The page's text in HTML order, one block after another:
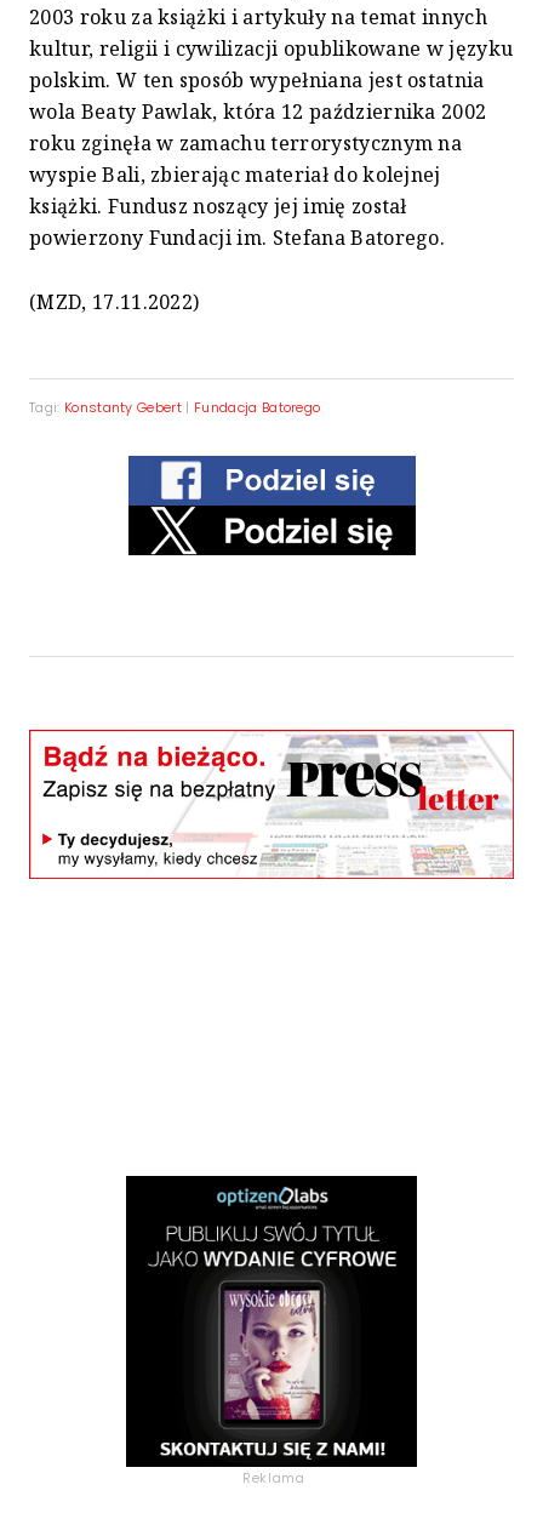
2003 roku za książki i artykuły na temat innych
kultur, religii i cywilizacji opublikowane w języku
polskim. W ten sposób wypełniana jest ostatnia
wola Beaty Pawlak, która 12 października 2002
roku zginęła w zamachu terrorystycznym na
wyspie Bali, zbierając materiał do kolejnej
książki. Fundusz noszący jej imię został
powierzony Fundacji im. Stefana Batorego.
(MZD, 17.11.2022)
Tagi: Konstanty Gebert | Fundacja Batorego
Reklama